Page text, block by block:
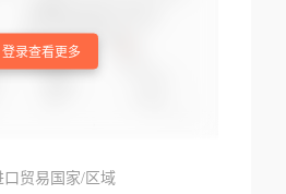
登录查看更多
贸易国家/区域